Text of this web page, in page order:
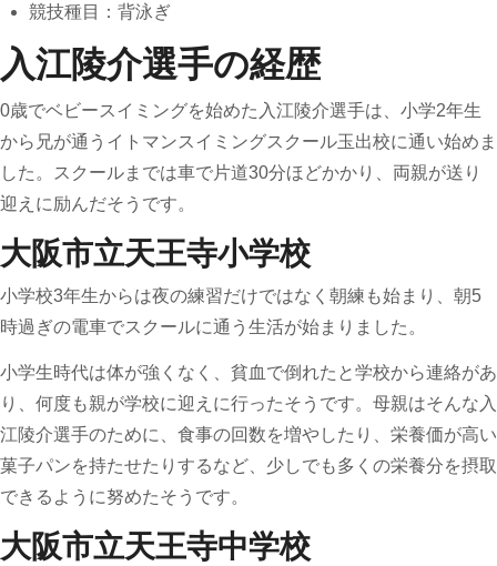
競技種目：背泳ぎ
入江陵介選手の経歴
0歳でベビースイミングを始めた入江陵介選手は、小学2年生
から兄が通うイトマンスイミングスクール玉出校に通い始めま
した。スクールまでは車で片道30分ほどかかり、両親が送り
迎えに励んだそうです。
大阪市立天王寺小学校
小学校3年生からは夜の練習だけではなく朝練も始まり、朝5
時過ぎの電車でスクールに通う生活が始まりました。
小学生時代は体が強くなく、貧血で倒れたと学校から連絡があ
り、何度も親が学校に迎えに行ったそうです。母親はそんな入
江陵介選手のために、食事の回数を増やしたり、栄養価が高い
菓子パンを持たせたりするなど、少しでも多くの栄養分を摂取
できるように努めたそうです。
大阪市立天王寺中学校